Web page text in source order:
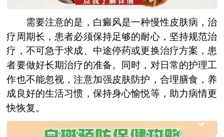
需要注意的是，白癜风是一种慢性皮肤病，治
疗周期长，患者必须保持足够的耐心，坚持规范治
疗，不可急于求成、中途停药或更换治疗方案，患
者要做好长期治疗的准备。同时，对日常的护理工
作也不能忽视，注意加强皮肤防护，合理膳食，养
成良好的生活习惯，保持身心愉悦等，助力病情更
快恢复。